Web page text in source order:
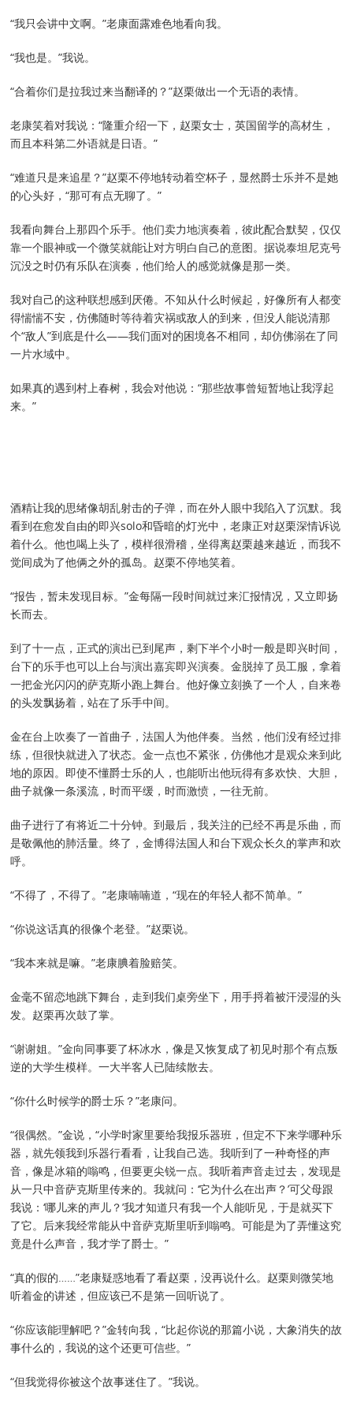
“我只会讲中文啊。”老康面露难色地看向我。
“我也是。”我说。
“合着你们是拉我过来当翻译的？”赵栗做出一个无语的表情。
老康笑着对我说：“隆重介绍一下，赵栗女士，英国留学的高材生，
而且本科第二外语就是日语。”
“难道只是来追星？”赵栗不停地转动着空杯子，显然爵士乐并不是她
的心头好，“那可有点无聊了。”
我看向舞台上那四个乐手。他们卖力地演奏着，彼此配合默契，仅仅
靠一个眼神或一个微笑就能让对方明白自己的意图。据说泰坦尼克号
沉没之时仍有乐队在演奏，他们给人的感觉就像是那一类。
我对自己的这种联想感到厌倦。不知从什么时候起，好像所有人都变
得惴惴不安，仿佛随时等待着灾祸或敌人的到来，但没人能说清那
个“敌人”到底是什么——我们面对的困境各不相同，却仿佛溺在了同
一片水域中。
如果真的遇到村上春树，我会对他说：“那些故事曾短暂地让我浮起
来。”
酒精让我的思绪像胡乱射击的子弹，而在外人眼中我陷入了沉默。我
看到在愈发自由的即兴solo和昏暗的灯光中，老康正对赵栗深情诉说
着什么。他也喝上头了，模样很滑稽，坐得离赵栗越来越近，而我不
觉间成为了他俩之外的孤岛。赵栗不停地笑着。
“报告，暂未发现目标。”金每隔一段时间就过来汇报情况，又立即扬
长而去。
到了十一点，正式的演出已到尾声，剩下半个小时一般是即兴时间，
台下的乐手也可以上台与演出嘉宾即兴演奏。金脱掉了员工服，拿着
一把金光闪闪的萨克斯小跑上舞台。他好像立刻换了一个人，自来卷
的头发飘扬着，站在了乐手中间。
金在台上吹奏了一首曲子，法国人为他伴奏。当然，他们没有经过排
练，但很快就进入了状态。金一点也不紧张，仿佛他才是观众来到此
地的原因。即使不懂爵士乐的人，也能听出他玩得有多欢快、大胆，
曲子就像一条溪流，时而平缓，时而激愤，一往无前。
曲子进行了有将近二十分钟。到最后，我关注的已经不再是乐曲，而
是敬佩他的肺活量。终了，金博得法国人和台下观众长久的掌声和欢
呼。
“不得了，不得了。”老康喃喃道，“现在的年轻人都不简单。”
“你说这话真的很像个老登。”赵栗说。
“我本来就是嘛。”老康腆着脸赔笑。
金毫不留恋地跳下舞台，走到我们桌旁坐下，用手捋着被汗浸湿的头
发。赵栗再次鼓了掌。
“谢谢姐。”金向同事要了杯冰水，像是又恢复成了初见时那个有点叛
逆的大学生模样。一大半客人已陆续散去。
“你什么时候学的爵士乐？”老康问。
“很偶然。”金说，“小学时家里要给我报乐器班，但定不下来学哪种乐
器，就先领我到乐器行看看，让我自己选。我听到了一种奇怪的声
音，像是冰箱的嗡鸣，但要更尖锐一点。我听着声音走过去，发现是
从一只中音萨克斯里传来的。我就问：‘它为什么在出声？’可父母跟
我说：‘哪儿来的声儿？’我才知道只有我一个人能听见，于是就买下
了它。后来我经常能从中音萨克斯里听到嗡鸣。可能是为了弄懂这究
竟是什么声音，我才学了爵士。”
“真的假的……”老康疑惑地看了看赵栗，没再说什么。赵栗则微笑地
听着金的讲述，但应该已不是第一回听说了。
“你应该能理解吧？”金转向我，“比起你说的那篇小说，大象消失的故
事什么的，我说的这个还更可信些。”
“但我觉得你被这个故事迷住了。”我说。